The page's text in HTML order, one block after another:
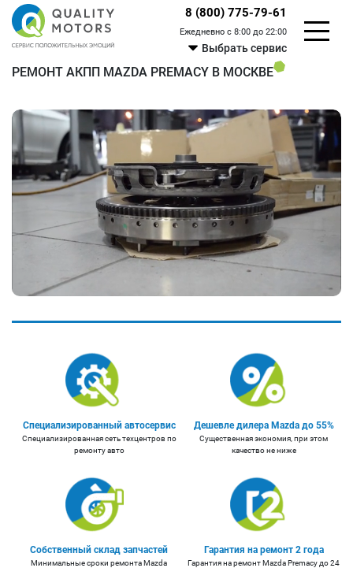
8 (800) 775-79-61
Ежедневно с 8:00 до 22:00
Выбрать сервис
РЕМОНТ АКПП MAZDA PREMACY В МОСКВЕ
Специализированный автосервис
Специализированная сеть техцентров по
ремонту авто
Дешевле дилера Mazda до 55%
Существенная экономия, при этом
качество не ниже
Собственный склад запчастей
Минимальные сроки ремонта Mazda
Гарантия на ремонт 2 года
Гарантия на ремонт Mazda Premacy до 24